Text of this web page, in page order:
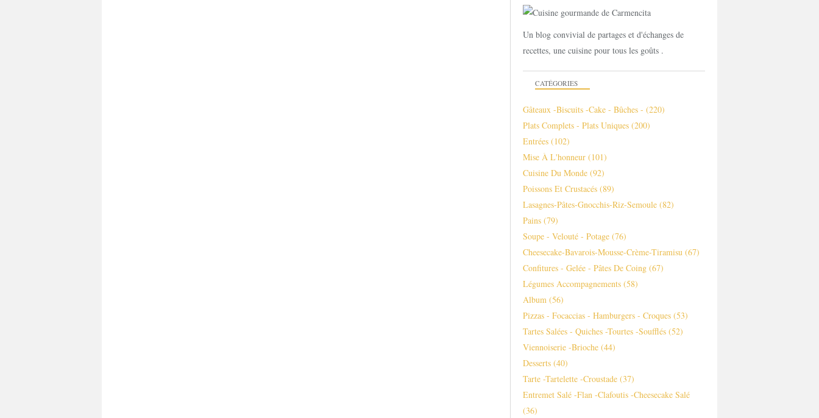
Un blog convivial de partages et d'échanges de
recettes, une cuisine pour tous les goûts .
CATÉGORIES
Gâteaux -biscuits -cake - Bûches - (220)
Plats Complets - Plats Uniques (200)
Entrées (102)
Mise À L'honneur (101)
Cuisine Du Monde (92)
Poissons Et Crustacés (89)
Lasagnes-Pâtes-Gnocchis-Riz-Semoule (82)
Pains (79)
Soupe - Velouté - Potage (76)
Cheesecake-Bavarois-Mousse-Crème-Tiramisu (67)
Confitures - Gelée - Pâtes De Coing (67)
Légumes Accompagnements (58)
Album (56)
Pizzas - Focaccias - Hamburgers - Croques (53)
Tartes Salées - Quiches -tourtes -soufflés (52)
Viennoiserie -brioche (44)
Desserts (40)
Tarte -tartelette -croustade (37)
Entremet Salé -flan -clafoutis -cheesecake Salé
(36)